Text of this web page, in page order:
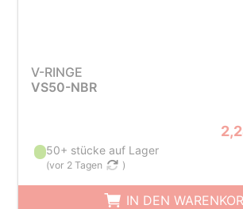
V-RINGE
VS50-NBR
50+ stücke auf Lager
(vor 2 Tagen )
IN DEN